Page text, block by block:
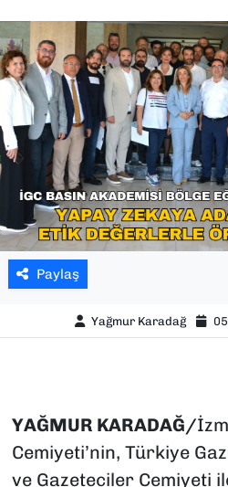
Paylaş
Yağmur Karadağ
YAĞMUR KARADAĞ/
Cemiyeti’nin, Türkiye
ve Gazeteciler Cemiyeti
YEREL YÖNETİMLER